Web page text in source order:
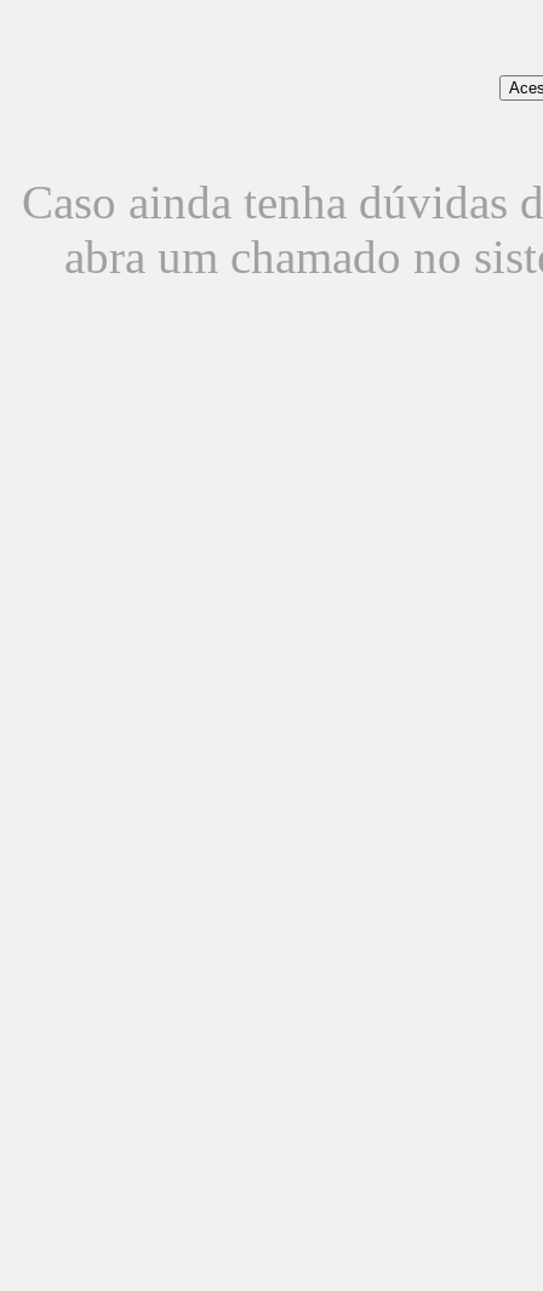
Caso ainda tenha dúvidas
abra um chamado no